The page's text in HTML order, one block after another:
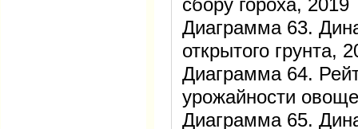
сбору гороха, 2019
Диаграмма 63.
открытого грунта,
Диаграмма 64.
урожайности
Диаграмма 65.